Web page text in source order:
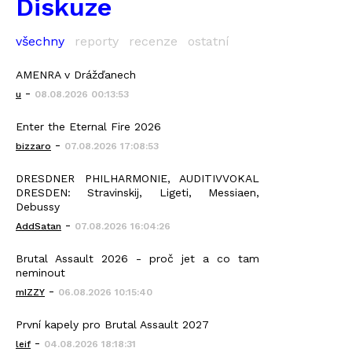
Diskuze
všechny reporty recenze ostatní
AMENRA v Drážďanech
u - 08.08.2026 00:13:53
Enter the Eternal Fire 2026
bizzaro - 07.08.2026 17:08:53
DRESDNER PHILHARMONIE, AUDITIVVOKAL
DRESDEN: Stravinskij, Ligeti, Messiaen,
Debussy
AddSatan - 07.08.2026 16:04:26
Brutal Assault 2026 - proč jet a co tam
neminout
mIZZY - 06.08.2026 10:15:40
První kapely pro Brutal Assault 2027
leif - 04.08.2026 18:18:31